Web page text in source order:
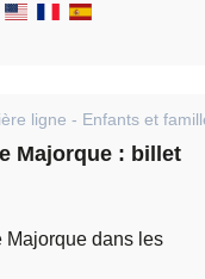
ligne - Enfants et
Majorque : billet
Majorque dans les